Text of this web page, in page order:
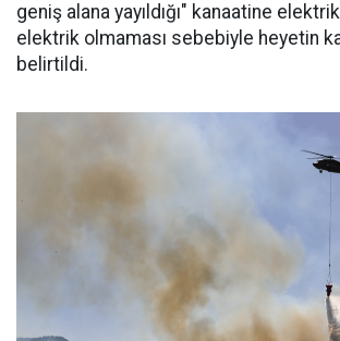
geniş alana yayıldığı" kanaatine
elektrik olmaması sebebiyle heyetin
belirtildi.